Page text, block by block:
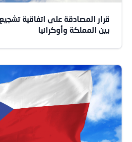
قرار المصادقة على اتفاقية
بين المملكة وأوكرانيا